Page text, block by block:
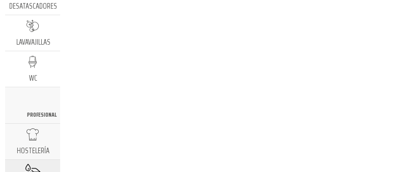
DESATASCADORES
LAVAVAJILLAS
WC
PROFESIONAL
HOSTELERÍA